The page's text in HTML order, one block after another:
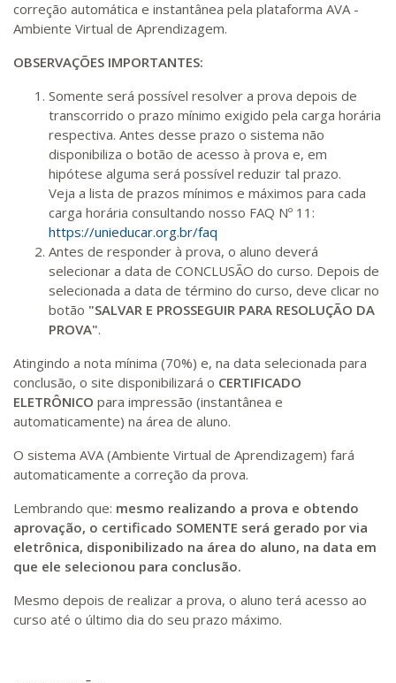
correção automática e instantânea pela plataforma AVA -
Ambiente Virtual de Aprendizagem.
OBSERVAÇÕES IMPORTANTES:
Somente será possível resolver a prova depois de
transcorrido o prazo mínimo exigido pela carga horária
respectiva. Antes desse prazo o sistema não
disponibiliza o botão de acesso à prova e, em
hipótese alguma será possível reduzir tal prazo.
Veja a lista de prazos mínimos e máximos para cada
carga horária consultando nosso FAQ Nº 11:
https://unieducar.org.br/faq
Antes de responder à prova, o aluno deverá
selecionar a data de CONCLUSÃO do curso. Depois de
selecionada a data de término do curso, deve clicar no
botão "SALVAR E PROSSEGUIR PARA RESOLUÇÃO DA
PROVA".
Atingindo a nota mínima (70%) e, na data selecionada para
conclusão, o site disponibilizará o CERTIFICADO
ELETRÔNICO para impressão (instantânea e
automaticamente) na área de aluno.
O sistema AVA (Ambiente Virtual de Aprendizagem) fará
automaticamente a correção da prova.
Lembrando que: mesmo realizando a prova e obtendo
aprovação, o certificado SOMENTE será gerado por via
eletrônica, disponibilizado na área do aluno, na data em
que ele selecionou para conclusão.
Mesmo depois de realizar a prova, o aluno terá acesso ao
curso até o último dia do seu prazo máximo.